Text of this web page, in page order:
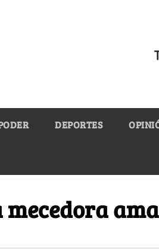
DEPORTES
mecedora